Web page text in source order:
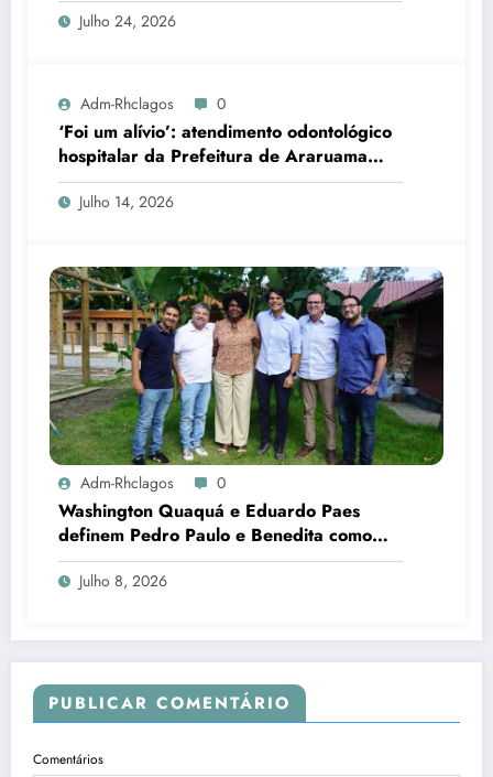
Julho 24, 2026
Adm-Rhclagos 0
‘Foi um alívio’: atendimento odontológico
hospitalar da Prefeitura de Araruama
transforma rotina de famílias atípicas
Julho 14, 2026
Adm-Rhclagos 0
Washington Quaquá e Eduardo Paes
definem Pedro Paulo e Benedita como
candidatos ao Senado no Rio
Julho 8, 2026
PUBLICAR COMENTÁRIO
Comentários